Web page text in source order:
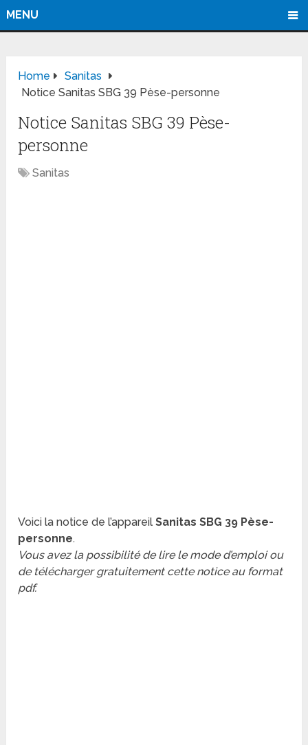
MENU
Home
Sanitas
Notice Sanitas SBG 39 Pèse-personne
Notice Sanitas SBG 39 Pèse-
personne
Sanitas
Voici la notice de l’appareilSanitas SBG 39 Pèse-
personne.
Vous avez la possibilité de lire le mode d’emploi ou
de télécharger gratuitement cette notice au format
pdf.